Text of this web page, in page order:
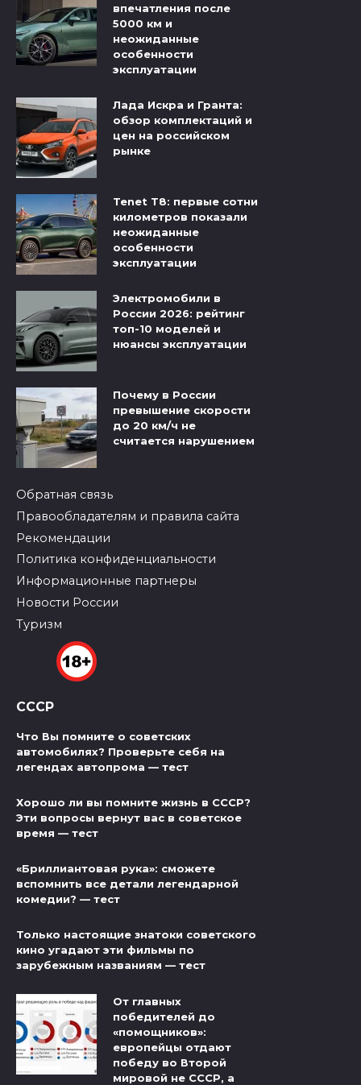
впечатления после
5000 км и
неожиданные
особенности
эксплуатации
Лада Искра и Гранта:
обзор комплектаций и
цен на российском
рынке
Tenet T8: первые сотни
километров показали
неожиданные
особенности
эксплуатации
Электромобили в
России 2026: рейтинг
топ-10 моделей и
нюансы эксплуатации
Почему в России
превышение скорости
до 20 км/ч не
считается нарушением
Обратная связь
Правообладателям и правила сайта
Рекомендации
Политика конфиденциальности
Информационные партнеры
Новости России
Туризм
СССР
Что Вы помните о советских
автомобилях? Проверьте себя на
легендах автопрома — тест
Хорошо ли вы помните жизнь в СССР?
Эти вопросы вернут вас в советское
время — тест
«Бриллиантовая рука»: сможете
вспомнить все детали легендарной
комедии? — тест
Только настоящие знатоки советского
кино угадают эти фильмы по
зарубежным названиям — тест
От главных
победителей до
«помощников»:
европейцы отдают
победу во Второй
мировой не СССР, а